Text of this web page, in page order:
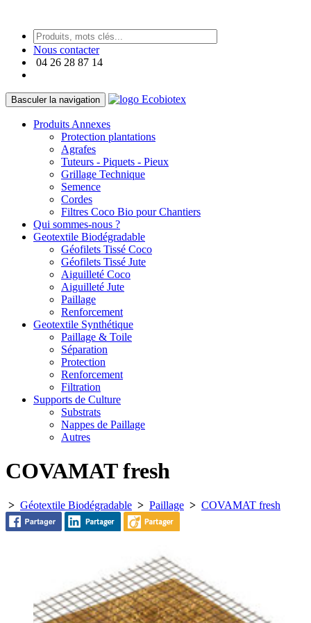
Nous contacter
04 26 28 87 14
Basculer la navigation
Produits Annexes
Protection plantations
Agrafes
Tuteurs - Piquets - Pieux
Grillage Technique
Semence
Cordes
Filtres Coco Bio pour Chantiers
Qui sommes-nous ?
Geotextile Biodégradable
Géofilets Tissé Coco
Géofilets Tissé Jute
Aiguilleté Coco
Aiguilleté Jute
Paillage
Renforcement
Geotextile Synthétique
Paillage & Toile
Séparation
Protection
Renforcement
Filtration
Supports de Culture
Substrats
Nappes de Paillage
Autres
COVAMAT fresh
> Géotextile Biodégradable > Paillage > COVAMAT fresh